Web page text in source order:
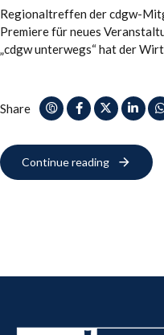
Regionaltreffen der cdgw-
Premiere für neues
„cdgw unterwegs“ hat der
Share
Continue reading